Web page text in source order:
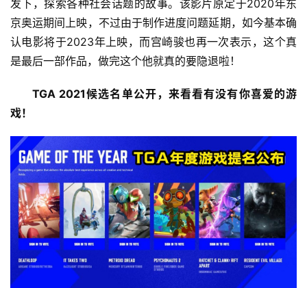
发下，探索各种社会话题的故事。该影片原定于2020年东
京奥运期间上映，不过由于制作进度问题延期，如今基本确
认电影将于2023年上映，而宫崎骏也再一次表示，这个真
是最后一部作品，做完这个他就真的要隐退啦！
TGA 2021候选名单公开，来看看有没有你喜爱的游
戏！